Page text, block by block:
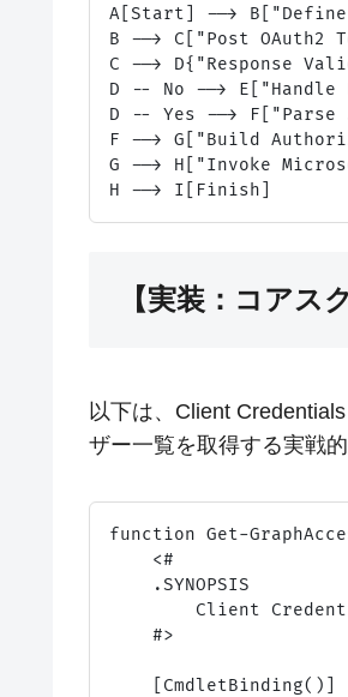
A[Start] --> B["Define
B --> C["Post OAuth2
C --> D{"Response
D -- No --> E["Handle
D -- Yes --> F["Parse
F --> G["Build
G --> H["Invoke
【実装：コアス
以下は、Client
ザー一覧を取得する実戦
function Get-
    <#
    .SYNOPSIS
Client
    #>
    [CmdletBinding()]